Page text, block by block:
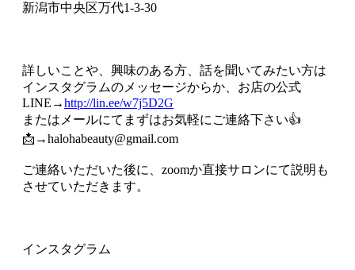
新潟市中央区万代1-3-30
詳しいことや、興味のある方、話を聞いてみたい方は
インスタグラムのメッセージからか、お店の公式
LINE→http://lin.ee/w7j5D2G
またはメールにてまずはお気軽にご連絡下さい👍
📩→halohabeauty@gmail.com
ご連絡いただいた後に、zoomか直接サロンにて説明も
させていただきます。
インスタグラム